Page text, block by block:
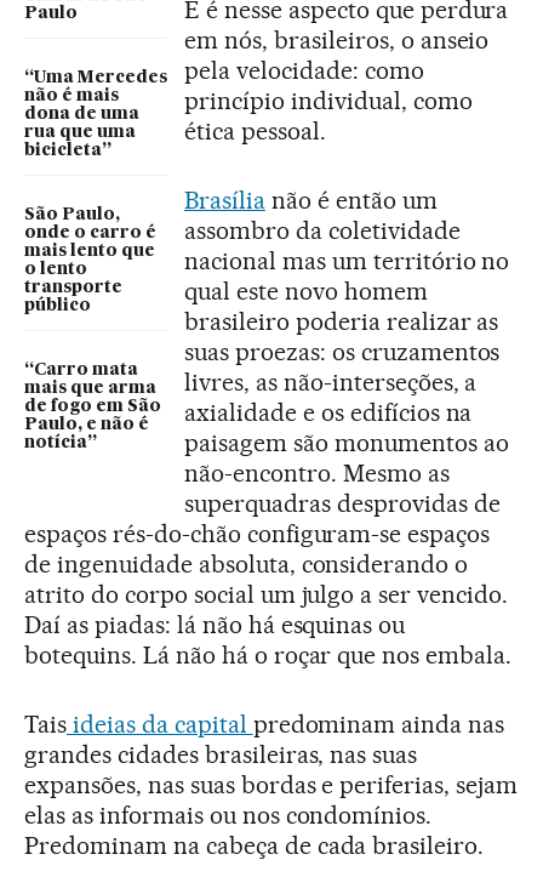
Paulo
“Uma Mercedes
não é mais
dona de uma
rua que uma
bicicleta”
São Paulo,
onde o carro é
mais lento que
o lento
transporte
público
“Carro mata
mais que arma
de fogo em São
Paulo, e não é
notícia”
E é nesse aspecto que perdura
em nós, brasileiros, o anseio
pela velocidade: como
princípio individual, como
ética pessoal.
Brasílianão é então um
assombro da coletividade
nacional mas um território no
qual este novo homem
brasileiro poderia realizar as
suas proezas: os cruzamentos
livres, as não-interseções, a
axialidade e os edifícios na
paisagem são monumentos ao
não-encontro. Mesmo as
superquadras desprovidas de
espaços rés-do-chão configuram-se espaços
de ingenuidade absoluta, considerando o
atrito do corpo social um julgo a ser vencido.
Daí as piadas: lá não há esquinas ou
botequins. Lá não há o roçar que nos embala.
Taisideias da capital predominam ainda nas
grandes cidades brasileiras, nas suas
expansões, nas suas bordas e periferias, sejam
elas as informais ou nos condomínios.
Predominam na cabeça de cada brasileiro.